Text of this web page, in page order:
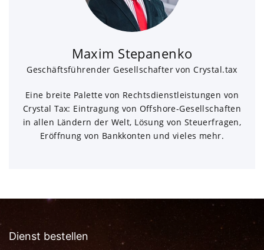
Maxim Stepanenko
Geschäftsführender Gesellschafter von Crystal.tax
Eine breite Palette von Rechtsdienstleistungen von
Crystal Tax: Eintragung von Offshore-Gesellschaften
in allen Ländern der Welt, Lösung von Steuerfragen,
Eröffnung von Bankkonten und vieles mehr.
Dienst bestellen